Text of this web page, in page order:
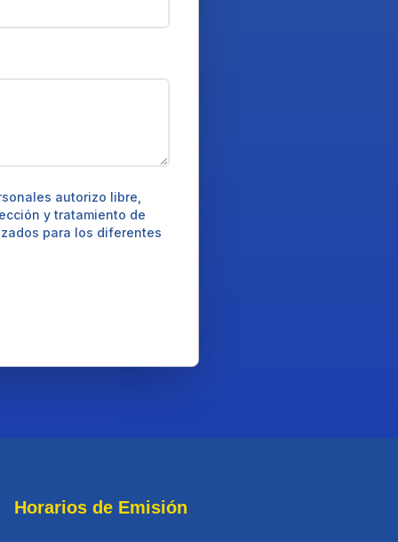
autorizo libre,
y tratamiento de
para los diferentes
Horarios de Emisión